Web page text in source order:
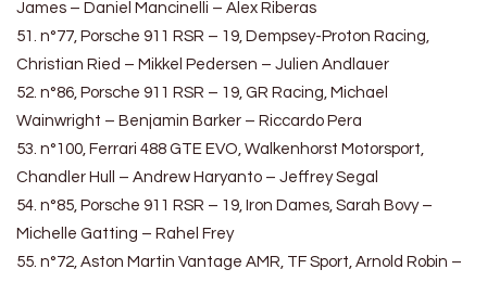
James – Daniel Mancinelli – Alex Riberas
51. n°77, Porsche 911 RSR – 19, Dempsey-Proton Racing,
Christian Ried – Mikkel Pedersen – Julien Andlauer
52. n°86, Porsche 911 RSR – 19, GR Racing, Michael
Wainwright – Benjamin Barker – Riccardo Pera
53. n°100, Ferrari 488 GTE EVO, Walkenhorst Motorsport,
Chandler Hull – Andrew Haryanto – Jeffrey Segal
54. n°85, Porsche 911 RSR – 19, Iron Dames, Sarah Bovy –
Michelle Gatting – Rahel Frey
55. n°72, Aston Martin Vantage AMR, TF Sport, Arnold Robin –